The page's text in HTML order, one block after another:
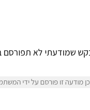
שמודעתי לא
מודעה זו פורסם על ידי